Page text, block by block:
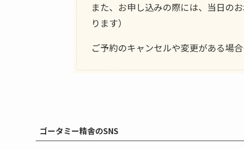
また、お申し込みの際には、当日の
ります）
ご予約のキャンセルや変更がある場
ゴータミー精舎のSNS